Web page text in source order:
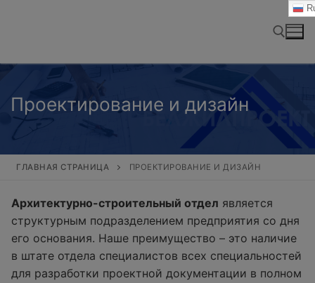
Проектирование и дизайн
ГЛАВНАЯ СТРАНИЦА ПРОЕКТИРОВАНИЕ И ДИЗАЙН
Архитектурно-строительный отдел является
структурным подразделением предприятия со дня
его основания. Наше преимущество – это наличие
в штате отдела специалистов всех специальностей
для разработки проектной документации в полном